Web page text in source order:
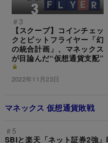
＃3
【スクープ】コインチェッ
クとビットフライヤー「幻
の統合計画」、マネックス
が目論んだ“仮想通貨支配”
2022年11月23日
マネックス 仮想通貨敗戦
＃5
SBIと楽天「ネット証券2強